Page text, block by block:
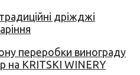
дріжджі
переробки винограду
на KRITSKI WINERY